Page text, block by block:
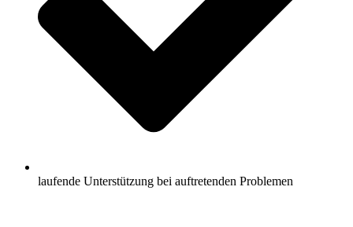
laufende Unterstützung bei auftretenden Problemen